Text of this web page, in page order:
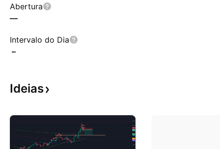
Abertura
—
Intervalo do Dia
–
Ideias